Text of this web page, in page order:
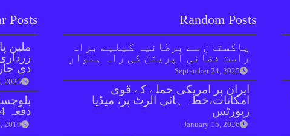
Posts
ملین
دی
2025
دفعہ 144 نافذ کردی
2019
Random Posts
پاکستان سے برطانیہ کیلیے براہ
راست فضائی آپریشن کی راہ ہموار
September 24, 2025
ایران پر امریکی حملے کے قوی
امکانات،خطہ ہائی الرٹ پر، میڈیا
رپورٹس
January 15, 2026